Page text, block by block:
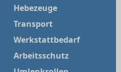
Hebezeuge
Transport
Werkstattbedarf
Arbeitsschutz